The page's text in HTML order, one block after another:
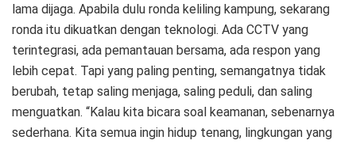
lama dijaga. Apabila dulu ronda keliling kampung, sekarang
ronda itu dikuatkan dengan teknologi. Ada CCTV yang
terintegrasi, ada pemantauan bersama, ada respon yang
lebih cepat. Tapi yang paling penting, semangatnya tidak
berubah, tetap saling menjaga, saling peduli, dan saling
menguatkan. “Kalau kita bicara soal keamanan, sebenarnya
sederhana. Kita semua ingin hidup tenang, lingkungan yang